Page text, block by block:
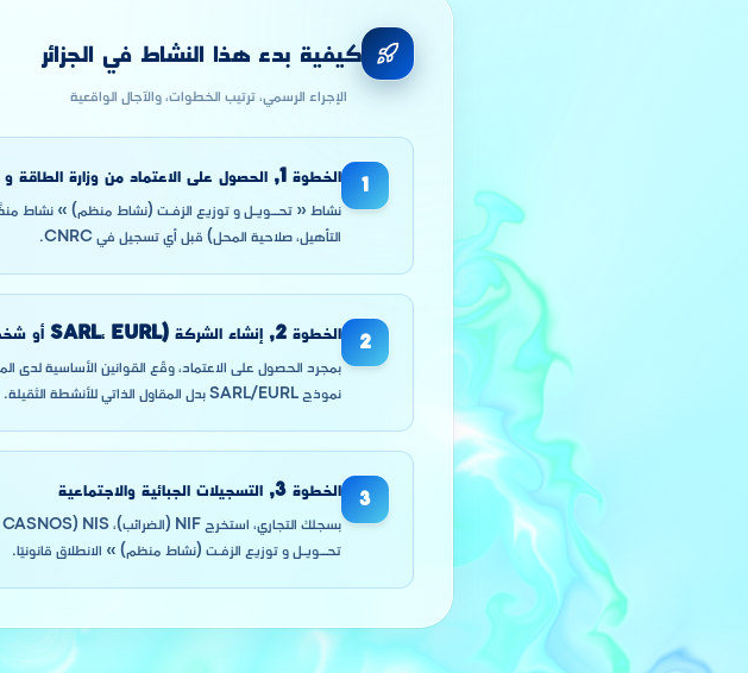
كيفية بدء هذا النشاط في الجزائر
الإجراء الرسمي، ترتيب الخطوات، والآجال الواقعية
1 الخطوة 1
, الحصول على الاعتماد من وزارة الطاقة و
نشاط « تحــويـل و توزيع الزفـت (نشاط منظم) » نشاط
التأهيل، صلاحية المحل) قبل أي تسجيل في CNRC.
2 الخطوة 2
, إنشاء الشركة (SARL، EURL أو شخص طبيعي)
نموذج SARL/EURL بدل المقاول الذاتي للأنشطة الثقيلة.
3 الخطوة 3
, التسجيلات الجبائية والاجتماعية
تحــويـل و توزيع الزفـت (نشاط منظم) » الانطلاق قانونيًا.